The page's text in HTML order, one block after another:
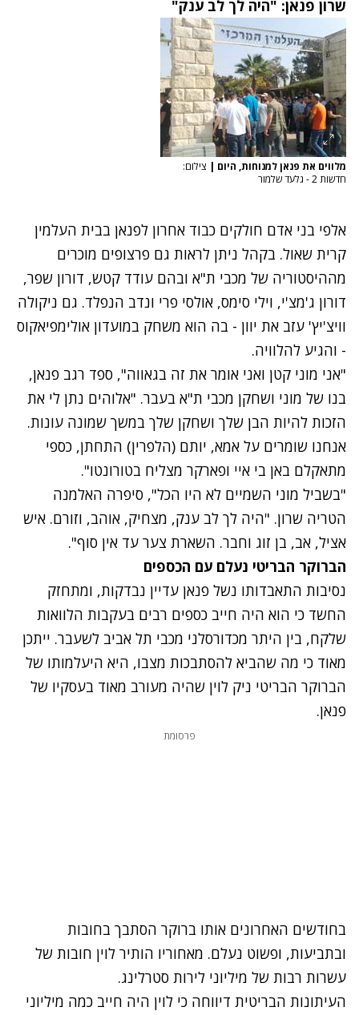
שרון פנאן: "היה לך לב ענק"
מלווים את פנאן למנוחות, היום | צילום:
חדשות 2 - גלעד שלמור
אלפי בני אדם חולקים כבוד אחרון לפנאן בבית העלמין
קרית שאול. בקהל ניתן לראות גם פרצופים מוכרים
מההיסטוריה של מכבי ת"א ובהם עודד קטש, דורון שפר,
דורון ג'מצ'י, וילי סימס, אולסי פרי ונדב הנפלד. גם ניקולה
וויצ'יץ' עזב את יוון - בה הוא משחק במועדון אולימפיאקוס
- והגיע להלוויה.
"אני מוני קטן ואני אומר את זה בגאווה", ספד רגב פנאן,
בנו של מוני ושחקן מכבי ת"א בעבר. "אלוהים נתן לי את
הזכות להיות הבן שלך ושחקן שלך במשך שמונה עונות.
אנחנו שומרים על אמא, יותם (הלפרין) התחתן, כספי
מתאקלם באן בי איי ופארקר מצליח בטורונטו".
"בשביל מוני השמיים לא היו הכל", סיפרה האלמנה
הטריה שרון. "היה לך לב ענק, מצחיק, אוהב, וזורם. איש
אציל, אב, בן זוג וחבר. השארת צער עד אין סוף".
הברוקר הבריטי נעלם עם הכספים
נסה שוב
נסיבות התאבדותו נשל פנאן עדיין נבדקות, ומתחזק
החשד כי הוא היה חייב כספים רבים בעקבות הלוואות
שלקח, בין היתר מכדורסלני מכבי תל אביב לשעבר. ייתכן
מאוד כי מה שהביא להסתבכות מצבו, היא היעלמותו של
הברוקר הבריטי ניק לוין שהיה מעורב מאוד בעסקיו של
פנאן.
פרסומת
בחודשים האחרונים אותו ברוקר הסתבך בחובות
ובתביעות, ופשוט נעלם. מאחוריו הותיר לוין חובות של
עשרות רבות של מיליוני לירות סטרלינג.
העיתונות הבריטית דיווחה כי לוין היה חייב כמה מיליוני